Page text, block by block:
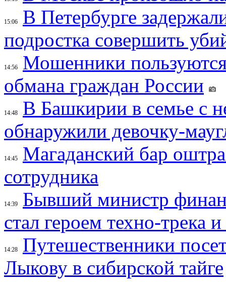
15:06
В Петербурге
подростка совершить
14:56
Мошенники
обмана граждан России
14:48
В Башкирии в семье с
обнаружили девочку-
14:45
Магаданский бар
сотрудника
14:39
Бывший министр
стал героем техно-трека
14:28
Путешественники
Лыкову в сибирской тайге